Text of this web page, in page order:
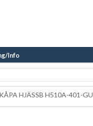
Info
HJÄSSB H510A-401-GU